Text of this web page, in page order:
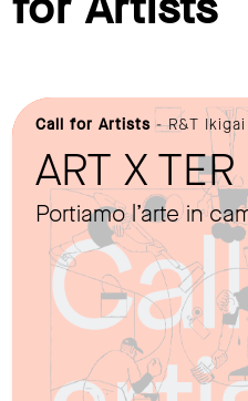
Call for Artists- R&T
ART X TER
Portiamo l’arte in